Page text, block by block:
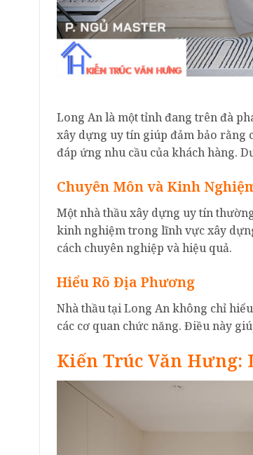
Long An là một tỉnh đang trên đà
xây dựng uy tín giúp đảm bảo rằng
đáp ứng nhu cầu của khách hàng.
Chuyên Môn và Kinh
Một nhà thầu xây dựng uy tín
kinh nghiệm trong lĩnh vực xây
cách chuyên nghiệp và hiệu quả.
Hiểu Rõ Địa Phương
Nhà thầu tại Long An không chỉ
các cơ quan chức năng. Điều này
Kiến Trúc Văn Hưng: